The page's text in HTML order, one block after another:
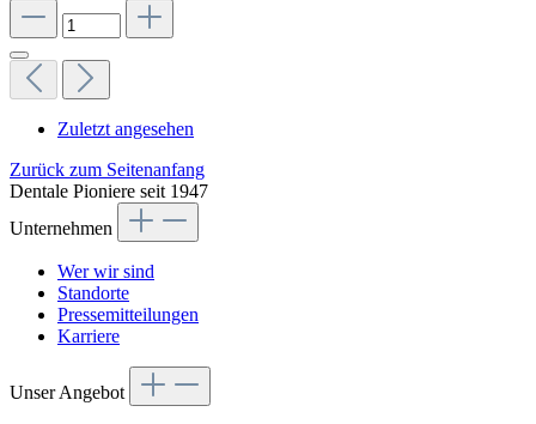
Zuletzt angesehen
Zurück zum Seitenanfang
Dentale Pioniere seit 1947
Unternehmen
Wer wir sind
Standorte
Pressemitteilungen
Karriere
Unser Angebot